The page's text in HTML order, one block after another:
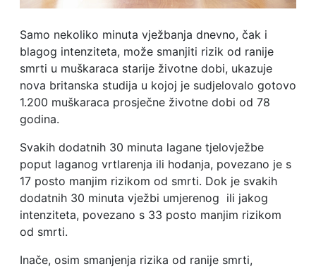
Samo nekoliko minuta vježbanja dnevno, čak i
blagog intenziteta, može smanjiti rizik od ranije
smrti u muškaraca starije životne dobi, ukazuje
nova britanska studija u kojoj je sudjelovalo gotovo
1.200 muškaraca prosječne životne dobi od 78
godina.
Svakih dodatnih 30 minuta lagane tjelovježbe
poput laganog vrtlarenja ili hodanja, povezano je s
17 posto manjim rizikom od smrti. Dok je svakih
dodatnih 30 minuta vježbi umjerenog ili jakog
intenziteta, povezano s 33 posto manjim rizikom
od smrti.
Inače, osim smanjenja rizika od ranije smrti,